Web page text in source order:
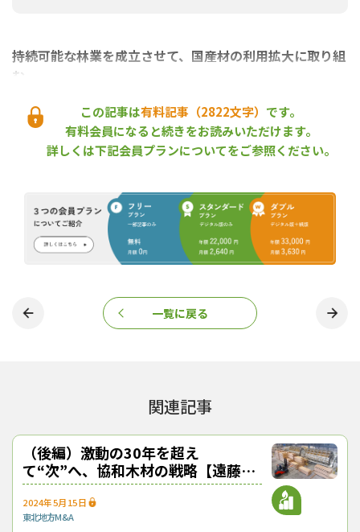
持続可能な林業を成立させて、国産材の利用拡大に取り組
む
遠藤理事長
はじめに、なぜ協和木材に入って経営の中枢を担おうと考えたの
か、動機と抱負を聞かせて欲しい。
私は大学を出てから設計事務所に勤務して、外から協和木材とい
う企業を見てきた。積極的に事業を拡大してきており、社員の皆
さんがとても意欲的に業務に取り組んでいるという印象を持ってい
（山形県新庄市）の立ち上げでは、国産材の
この記事は有料記事（2822文字） です。
有料会員になると続きをお読みいただけます。
詳しくは下記会員プランについてをご参照ください。
一覧に戻る
関連記事
（後編）激動の30年を超え
て“次”へ、協和木材の戦略【遠藤日
雄のルポ＆対論】
2024年5月15日
東北地方M&A